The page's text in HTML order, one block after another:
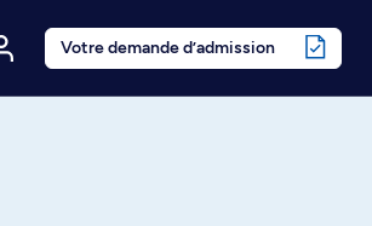
Votre demande d’admission